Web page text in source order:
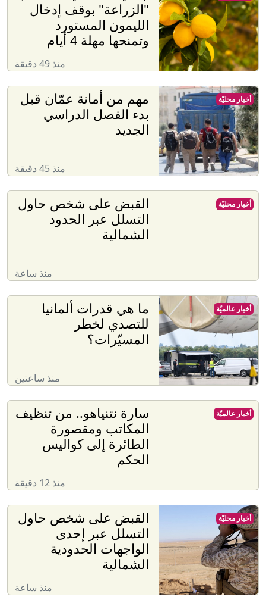
"الزراعة" بوقف إدخال
الليمون المستورد
وتمنحها مهلة 4 أيام
منذ 49 دقيقة
مهم من أمانة عمّان قبل
بدء الفصل الدراسي
الجديد
منذ 45 دقيقة
أخبار محليّة
القبض على شخص حاول
التسلل عبر الحدود
الشمالية
منذ ساعة
أخبار محليّة
ما هي قدرات ألمانيا
للتصدي لخطر
المسيّرات؟
منذ ساعتين
أخبار عالميّة
سارة نتنياهو.. من تنظيف
المكاتب ومقصورة
الطائرة إلى كواليس
الحكم
منذ 12 دقيقة
أخبار عالميّة
القبض على شخص حاول
التسلل عبر إحدى
الواجهات الحدودية
الشمالية
منذ ساعة
أخبار محليّة